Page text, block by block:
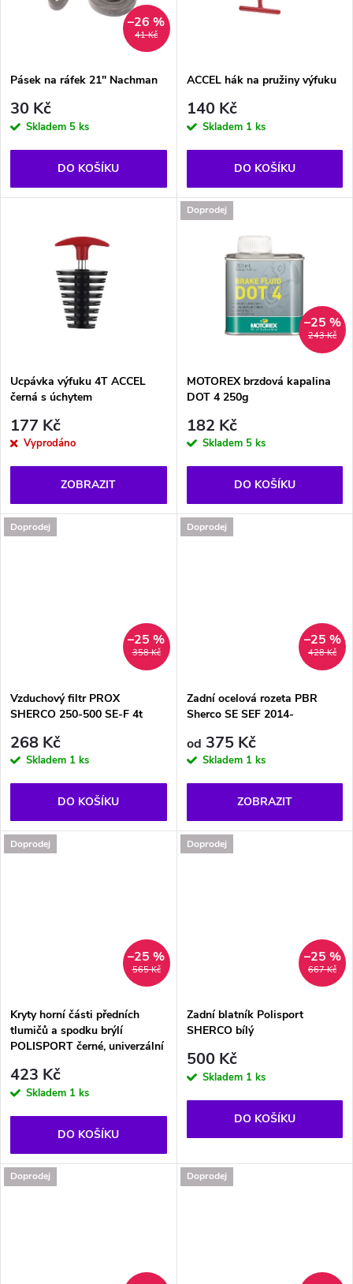
p
r
d
ů
s
p
r
o
ů
41 Kč
–26 %
Pásek na ráfek 21" Nachman
30 Kč
Skladem 5 ks
DO KOŠÍKU
ACCEL hák na pružiny výfuku
140 Kč
Skladem 1 ks
DO KOŠÍKU
Ucpávka výfuku 4T ACCEL
černá s úchytem
177 Kč
Vyprodáno
ZOBRAZIT
Doprodej
243 Kč
–25 %
MOTOREX brzdová kapalina
DOT 4 250g
182 Kč
Skladem 5 ks
DO KOŠÍKU
Doprodej
358 Kč
–25 %
Vzduchový filtr PROX
SHERCO 250-500 SE-F 4t
268 Kč
Skladem 1 ks
DO KOŠÍKU
Doprodej
428 Kč
–25 %
Zadní ocelová rozeta PBR
Sherco SE SEF 2014-
od 375 Kč
Skladem 1 ks
ZOBRAZIT
Doprodej
565 Kč
–25 %
Kryty horní části předních
tlumičů a spodku brýlí
POLISPORT černé, univerzální
423 Kč
Skladem 1 ks
DO KOŠÍKU
Doprodej
667 Kč
–25 %
Zadní blatník Polisport
SHERCO bílý
500 Kč
Skladem 1 ks
DO KOŠÍKU
Doprodej Doprodej